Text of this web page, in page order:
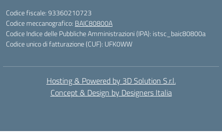
Codice fiscale: 93360210723
Codice meccanografico: BAIC80800A
Codice Indice delle Pubbliche Amministrazioni (IPA): istsc_baic80800a
Codice unico di fatturazione (CUF): UFK0WW
Hosting & Powered by 3D Solution S.r.l.
Concept & Design by Designers Italia